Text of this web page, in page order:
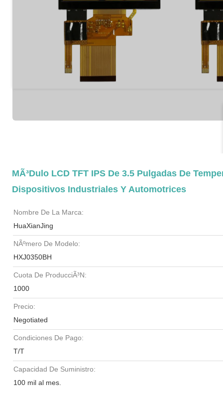
MÃ³dulo LCD TFT IPS De 3.5 Pulgadas De
Dispositivos Industriales Y Automotrices
Nombre De La Marca:
HuaXianJing
NÃºmero De Modelo:
HXJ0350BH
Cuota De ProducciÃ³n:
1000
Precio:
Negotiated
Condiciones De Pago:
T/T
Capacidad De Suministro:
100 mil al mes.